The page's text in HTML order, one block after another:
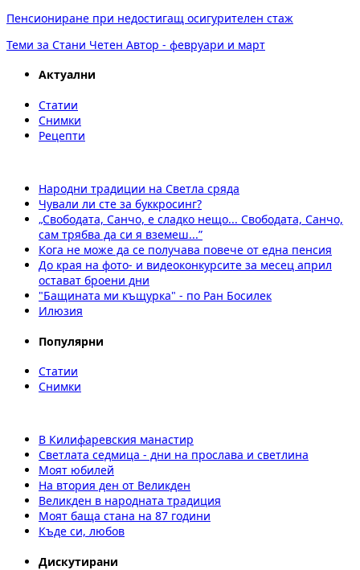
Пенсиониране при недостигащ осигурителен стаж
Теми за Стани Четен Автор - февруари и март
Актуални
Статии
Снимки
Рецепти
Народни традиции на Светла сряда
Чували ли сте за буккросинг?
„Свободата, Санчо, е сладко нещо... Свободата, Санчо,
сам трябва да си я вземеш...”
Кога не може да се получава повече от една пенсия
До края на фото- и видеоконкурсите за месец април
остават броени дни
"Бащината ми къщурка" - по Ран Босилек
Илюзия
Популярни
Статии
Снимки
В Килифаревския манастир
Светлата седмица - дни на прослава и светлина
Моят юбилей
На втория ден от Великден
Великден в народната традиция
Моят баща стана на 87 години
Къде си, любов
Дискутирани